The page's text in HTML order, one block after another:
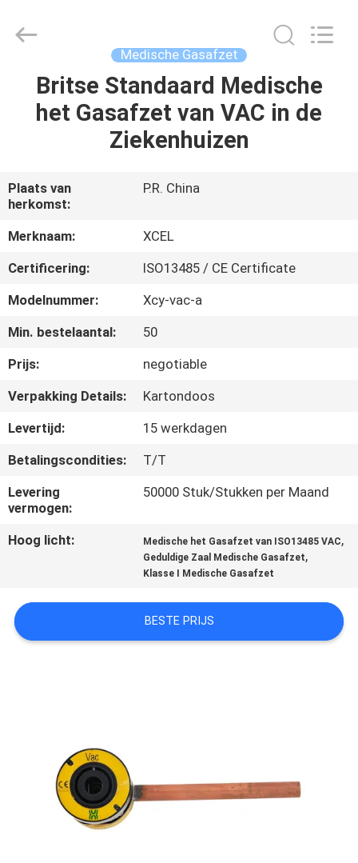
HUIS
PRODUCTEN
ONGEVEER
ONS
FABRIEKSREIS
CONTACTEER
ONS
OM
EEN
PRIVACY
Ltd..
Medische Gasafzet
Britse Standaard Medische
het Gasafzet van VAC in de
Ziekenhuizen
Plaats van
herkomst:
P.R. China
Merknaam:
XCEL
Certificering:
ISO13485 / CE Certificate
Modelnummer:
Xcy-vac-a
Min. bestelaantal:
50
Prijs:
negotiable
Verpakking Details:
Kartondoos
Levertijd:
15 werkdagen
Betalingscondities:
T/T
Levering
vermogen:
50000 Stuk/Stukken per Maand
Hoog licht: Medische het Gasafzet van ISO13485 VAC,
Geduldige Zaal Medische Gasafzet,
Klasse I Medische Gasafzet
BESTE PRIJS